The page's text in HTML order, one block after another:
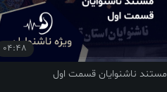
04:48
مستند ناشنوایان قسمت اول